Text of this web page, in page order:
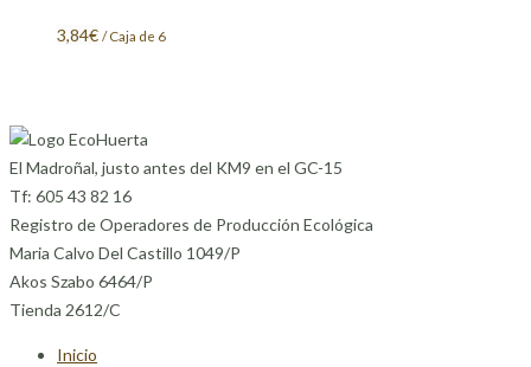
3,84€ / Caja de 6
El Madroñal, justo antes del KM9 en el GC-15
Tf: 605 43 82 16
Registro de Operadores de Producción Ecológica
Maria Calvo Del Castillo 1049/P
Akos Szabo 6464/P
Tienda 2612/C
Inicio